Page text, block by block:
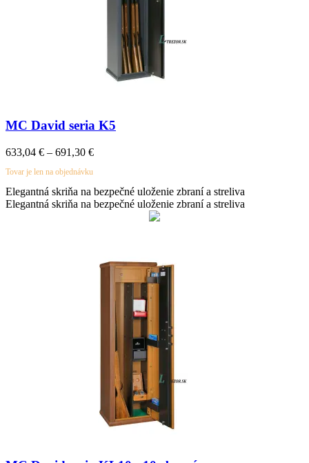
MC David seria K5
633,04 € – 691,30 €Price
through
691,30 €
Tovar je len na objednávku
Elegantná skriňa na bezpečné uloženie zbraní a streliva
Elegantná skriňa na bezpečné uloženie zbraní a streliva